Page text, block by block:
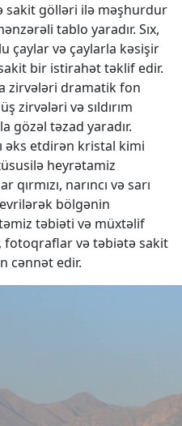
sakit gölləri ilə məşhurdur
tablo yaradır. Sıx,
çaylar və çaylarla kəsişir
bir istirahət təklif edir.
zirvələri dramatik fon
zirvələri və sıldırım
gözəl təzad yaradır.
əks etdirən kristal kimi
heyrətamiz
narıncı və sarı
bölgənin
təbiəti və müxtəlif
fotoqraflar və təbiətə sakit
cənnət edir.